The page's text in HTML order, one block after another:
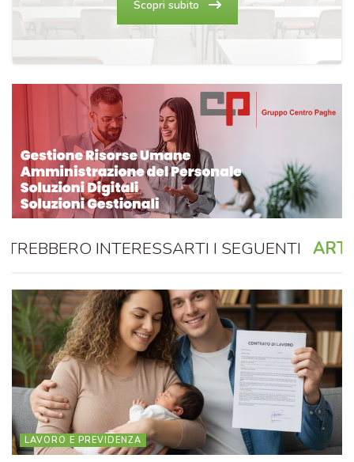
Scopri subito
INTERESSARTI I SEGUENTI
LAVORO E PREVIDENZA